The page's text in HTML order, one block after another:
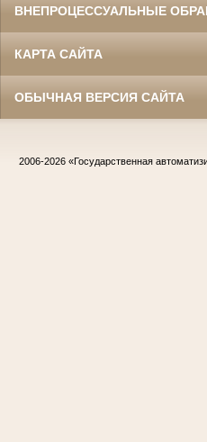
ВНЕПРОЦЕССУАЛЬНЫЕ
КАРТА САЙТА
ОБЫЧНАЯ ВЕРСИЯ САЙТА
2006-2026 «Государственная